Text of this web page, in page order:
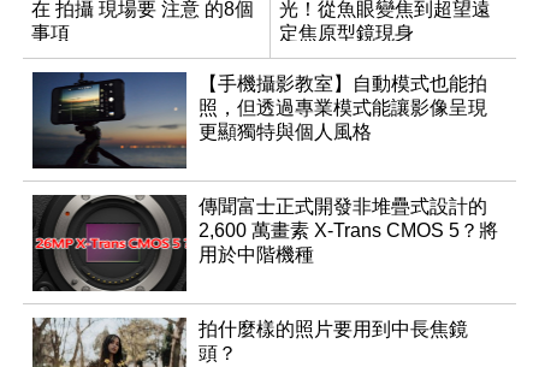
在 拍攝 現場要 注意 的8個
事項
光！從魚眼變焦到超望遠
定焦原型鏡現身
【手機攝影教室】自動模式也能拍
照，但透過專業模式能讓影像呈現
更顯獨特與個人風格
傳聞富士正式開發非堆疊式設計的
2,600 萬畫素 X-Trans CMOS 5？將
用於中階機種
拍什麼樣的照片要用到中長焦鏡
頭？